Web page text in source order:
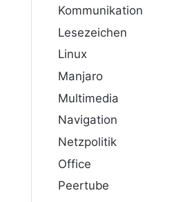
Kommunikation
Lesezeichen
Linux
Manjaro
Multimedia
Navigation
Netzpolitik
Office
Peertube